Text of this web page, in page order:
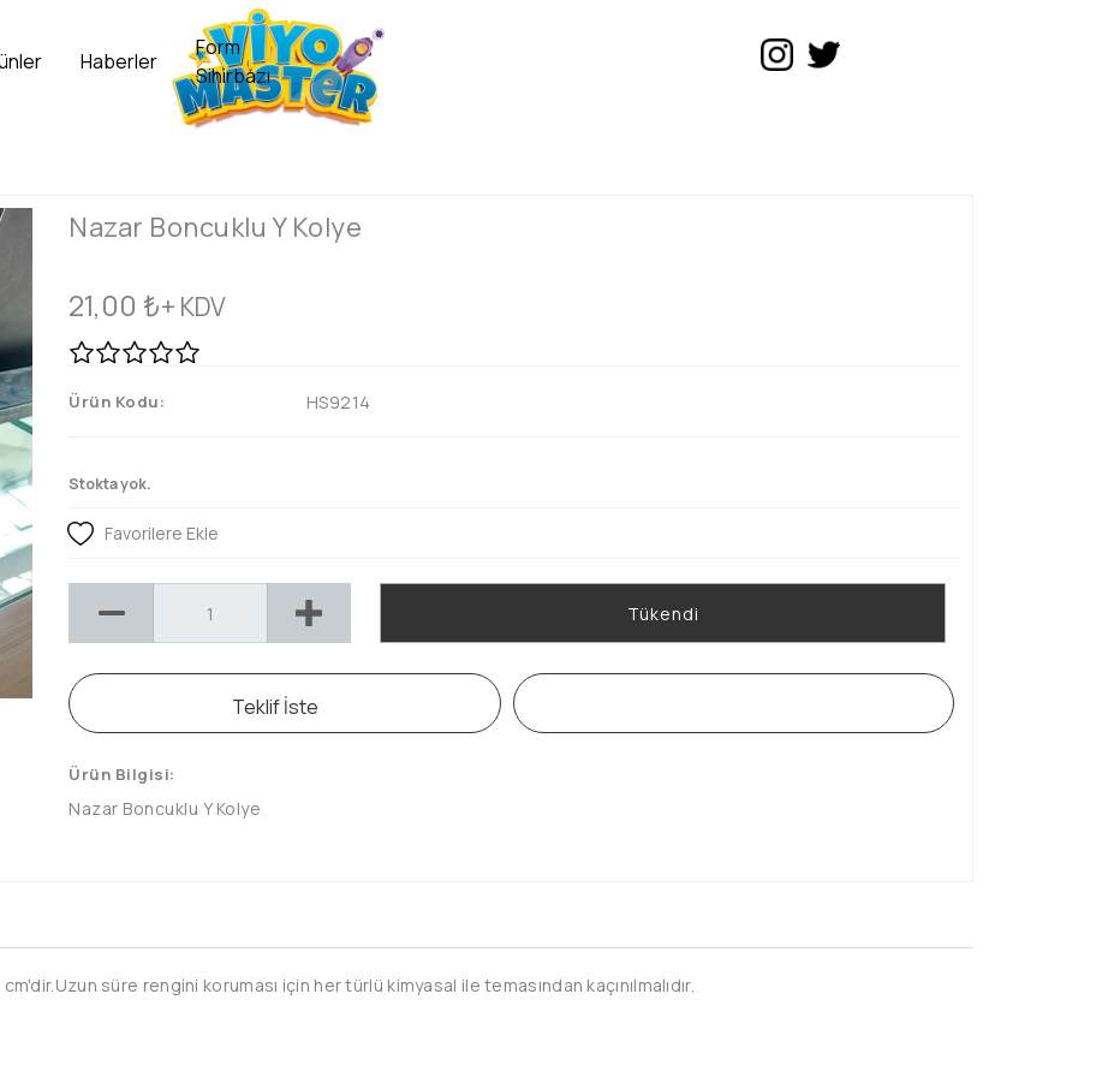
Nazar Boncuklu Y Kolye
21,00 ₺+ KDV
Ürün Kodu: HS9214
Stokta yok.
Favorilere Ekle
Tükendi
Teklif İste
Ürün Bilgisi:
Nazar Boncuklu Y Kolye
süre rengini koruması için her türlü kimyasal ile temasından kaçınılmalıdır.
Haberler
Form
Sihirbazı